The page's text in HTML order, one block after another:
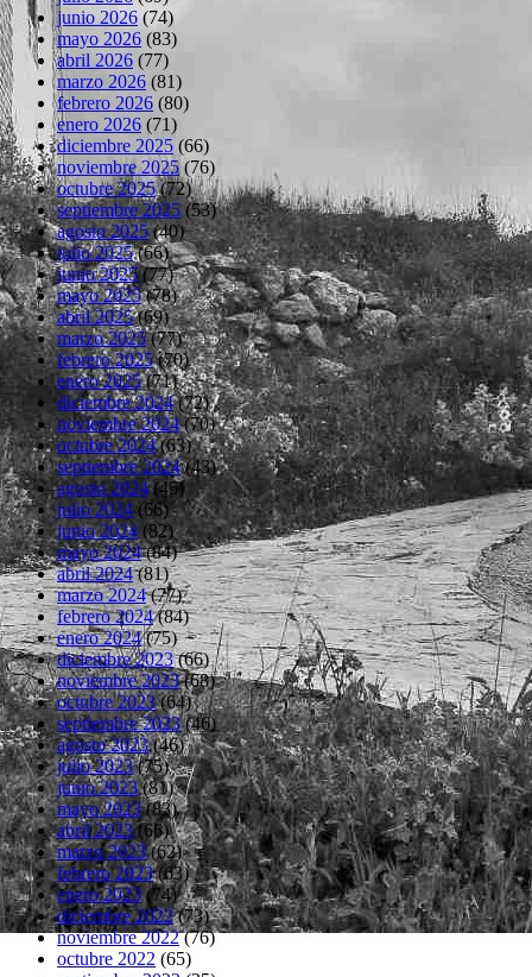
junio 2026 (74)
mayo 2026 (83)
abril 2026 (77)
marzo 2026 (81)
febrero 2026 (80)
enero 2026 (71)
diciembre 2025(66)
noviembre 2025(76)
octubre 2025(72)
septiembre 2025(53)
agosto 2025(40)
julio 2025(66)
junio 2025(77)
mayo 2025(78)
abril 2025(69)
marzo 2025(77)
febrero 2025(70)
enero 2025(71)
diciembre 2024(72)
noviembre 2024(70)
octubre 2024(63)
septiembre 2024(43)
agosto 2024(45)
julio 2024 (66)
junio 2024 (82)
mayo 2024(84)
abril 2024(81)
marzo 2024(77)
febrero 2024(84)
enero 2024(75)
diciembre 2023(66)
noviembre 2023(68)
octubre 2023(64)
septiembre 2023(46)
agosto 2023(46)
julio 2023(75)
junio 2023(81)
mayo 2023(83)
abril 2023(66)
marzo 2023(62)
febrero 2023(63)
enero 2023(74)
diciembre 2022(73)
noviembre 2022(76)
octubre 2022 (65)